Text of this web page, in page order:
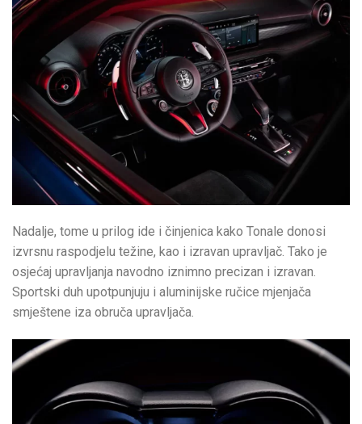
Nadalje, tome u prilog ide i činjenica kako Tonale donosi
izvrsnu raspodjelu težine, kao i izravan upravljač. Tako je
osjećaj upravljanja navodno iznimno precizan i izravan.
Sportski duh upotpunjuju i aluminijske ručice mjenjača
smještene iza obruča upravljača.